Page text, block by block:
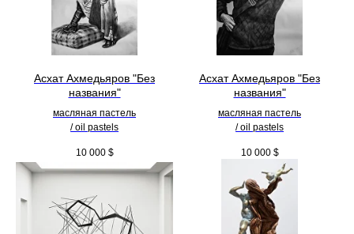
Асхат Ахмедьяров "Без
названия"
масляная пастель
/ oil pastels
10 000 $
Асхат Ахмедьяров "Без
названия"
масляная пастель
/ oil pastels
10 000 $